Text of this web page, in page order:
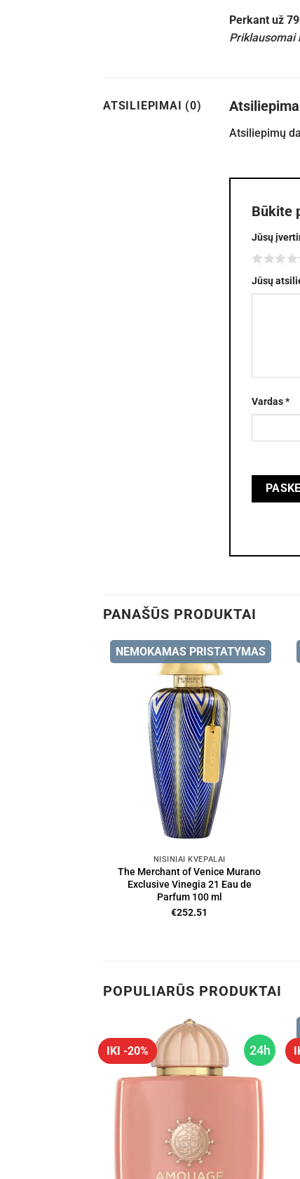
Perkant už
Priklausomai
ATSILIEPIMAI (0)
Atsiliepimų
Būkite
Jūsų
Jūsų
Vardas*
PANAŠŪS PRODUKTAI
NEMOKAMAS PRISTATYMAS
NIŠINIAI KVEPALAI
The Merchant of Venice Murano
Exclusive Vinegia 21 Eau de
Parfum 100 ml
€252.51
POPULIARŪS PRODUKTAI
24h
IKI -20%